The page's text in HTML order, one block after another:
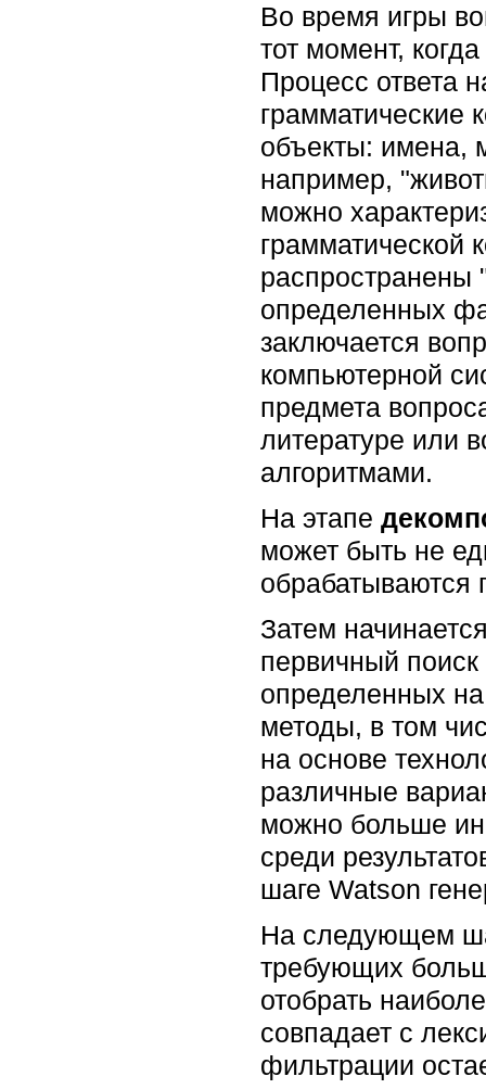
Во время игры
тот момент,
Процесс ответа
грамматические
объекты: имена,
например,
можно
грамматической
определенных
заключается
компьютерной
предмета
литературе или
алгоритмами.
На этапе
может быть не
обрабатываются
Затем
первичный
определенных
методы, в том
на основе
различные
можно больше
среди
шаге Watson
На следующем
требующих
отобрать
совпадает с
фильтрации